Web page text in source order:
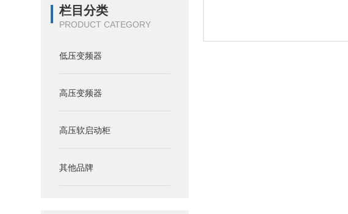
栏目分类
PRODUCT CATEGORY
低压变频器
高压变频器
高压软启动柜
其他品牌